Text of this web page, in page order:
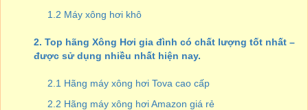
1.2 Máy xông hơi khô
2. Top hãng Xông Hơi gia đình có chất lượng tốt nhất –
được sử dụng nhiều nhất hiện nay.
2.1 Hãng máy xông hơi Tova cao cấp
2.2 Hãng máy xông hơi Amazon giá rẻ